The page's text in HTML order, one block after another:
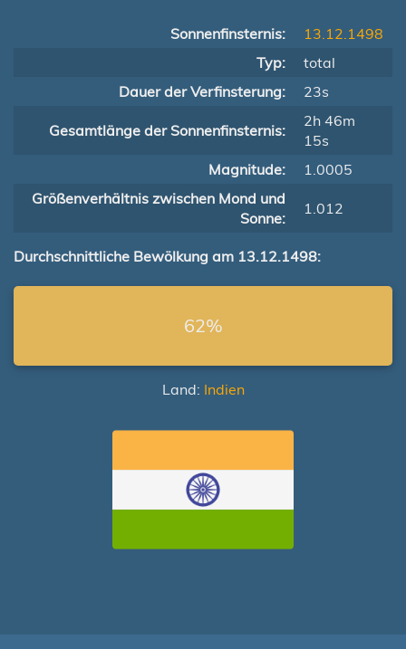
Sonnenfinsternis:
13.12.1498
Typ:
total
Dauer der Verfinsterung:
23s
Gesamtlänge der Sonnenfinsternis:
2h 46m
15s
Magnitude:
1.0005
Größenverhältnis zwischen Mond und
Sonne:
1.012
Durchschnittliche Bewölkung am 13.12.1498:
62%
Land: Indien